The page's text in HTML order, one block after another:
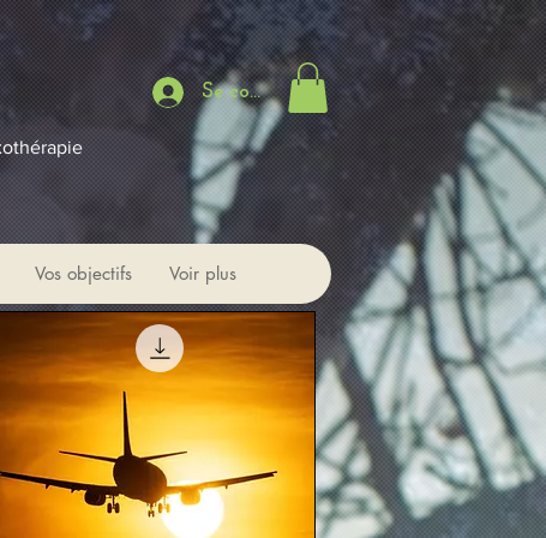
Se connecter
Vos objectifs Voir plus